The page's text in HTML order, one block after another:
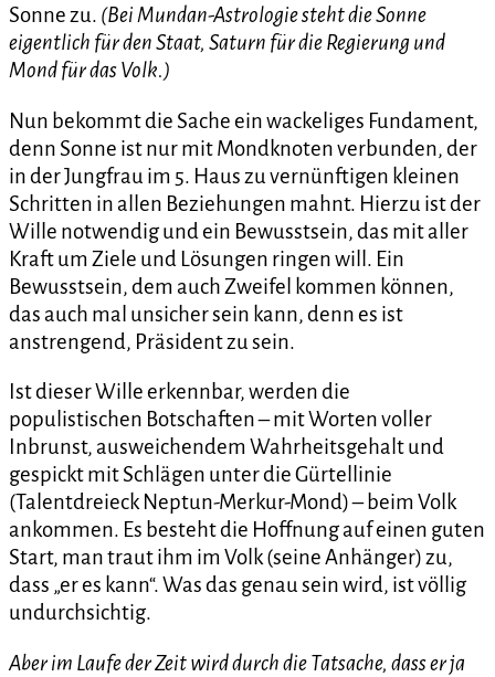
Sonne zu. (Bei Mundan-Astrologie steht die Sonne
eigentlich für den Staat, Saturn für die Regierung und
Mond für das Volk.)
Nun bekommt die Sache ein wackeliges Fundament,
denn Sonne ist nur mit Mondknoten verbunden, der
in der Jungfrau im 5. Haus zu vernünftigen kleinen
Schritten in allen Beziehungen mahnt. Hierzu ist der
Wille notwendig und ein Bewusstsein, das mit aller
Kraft um Ziele und Lösungen ringen will. Ein
Bewusstsein, dem auch Zweifel kommen können,
das auch mal unsicher sein kann, denn es ist
anstrengend, Präsident zu sein.
Ist dieser Wille erkennbar, werden die
populistischen Botschaften – mit Worten voller
Inbrunst, ausweichendem Wahrheitsgehalt und
gespickt mit Schlägen unter die Gürtellinie
(Talentdreieck Neptun-Merkur-Mond) – beim Volk
ankommen. Es besteht die Hoffnung auf einen guten
Start, man traut ihm im Volk (seine Anhänger) zu,
dass „er es kann“. Was das genau sein wird, ist völlig
undurchsichtig.
Aber im Laufe der Zeit wird durch die Tatsache, dass er ja